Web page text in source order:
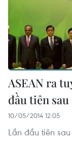
ASEAN ra
đầu tiên sau
10/05/2014 12:05
Lần đầu tiên